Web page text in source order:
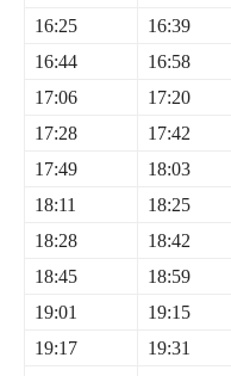
16:25
16:39
16:44
16:58
17:06
17:20
17:28
17:42
17:49
18:03
18:11
18:25
18:28
18:42
18:45
18:59
19:01
19:15
19:17
19:31